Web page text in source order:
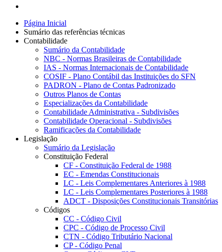
Página Inicial
Sumário das referências técnicas
Contabilidade
Sumário da Contabilidade
NBC - Normas Brasileiras de Contabilidade
IAS - Normas Internacionais de Contabilidade
COSIF - Plano Contábil das Instituições do SFN
PADRON - Plano de Contas Padronizado
Outros Planos de Contas
Especializações da Contabilidade
Contabilidade Administrativa - Subdivisões
Contabilidade Operacional - Subdivisões
Ramificações da Contabilidade
Legislação
Sumário da Legislação
Constituição Federal
CF - Constituição Federal de 1988
EC - Emendas Constitucionais
LC - Leis Complementares Anteriores à 1988
LC - Leis Complementares Posteriores à 1988
ADCT - Disposições Constitucionais Transitórias
Códigos
CC - Código Civil
CPC - Código de Processo Civil
CTN - Código Tributário Nacional
CP - Código Penal